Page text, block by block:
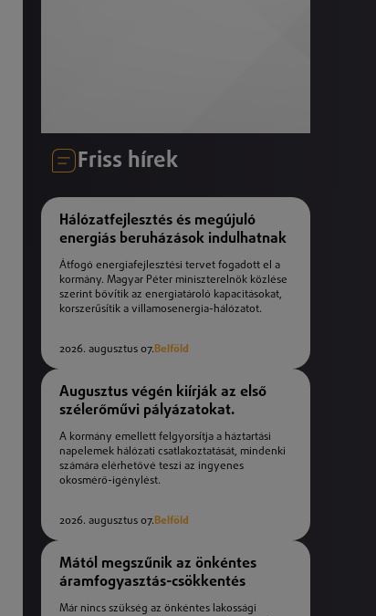
Friss hírek
Hálózatfejlesztés és megújuló
energiás beruházások indulhatnak
Átfogó energiafejlesztési tervet fogadott el a
kormány. Magyar Péter miniszterelnök közlése
szerint bővítik az energiatároló kapacitásokat,
korszerűsítik a villamosenergia-hálózatot.
2026. augusztus 07.Belföld
Augusztus végén kiírják az első
szélerőművi pályázatokat.
A kormány emellett felgyorsítja a háztartási
napelemek hálózati csatlakoztatását, mindenki
számára elérhetővé teszi az ingyenes
okosmérő-igénylést.
2026. augusztus 07.Belföld
Mától megszűnik az önkéntes
áramfogyasztás-csökkentés
Már nincs szükség az önkéntes lakossági